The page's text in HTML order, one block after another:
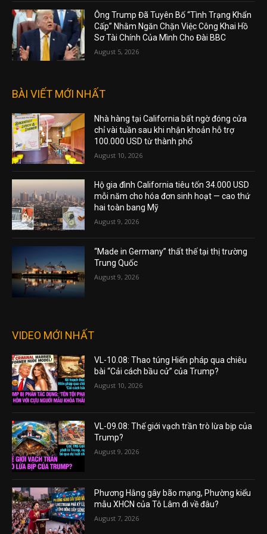
Ông Trump Đã Tuyên Bố “Tình Trạng Khẩn
Cấp” Nhằm Ngăn Chặn Việc Công Khai Hồ
Sơ Tài Chính Của Mình Cho Đài BBC
August 5, 2026
BÀI VIẾT MỚI NHẤT
Nhà hàng tại California bất ngờ đóng cửa
chỉ vài tuần sau khi nhận khoản hỗ trợ
100.000 USD từ thành phố
August 10, 2026
Hộ gia đình California tiêu tốn 34.000 USD
mỗi năm cho hóa đơn sinh hoạt — cao thứ
hai toàn bang Mỹ
August 9, 2026
“Made in Germany” thất thế tại thị trường
Trung Quốc
August 9, 2026
VIDEO MỚI NHẤT
VL-10.08: Thao túng Hiến pháp qua chiêu
bài “Cải cách bầu cử” của Trump?
August 10, 2026
VL-09.08: Thế giới vạch trần trò lừa bịp của
Trump?
August 9, 2026
Phương Hằng gây bão mạng, Phường kiểu
mẫu XHCN của Tô Lâm đi về đâu?
August 7, 2026